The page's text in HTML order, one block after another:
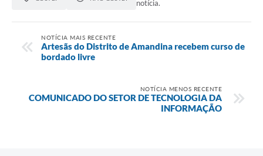
notícia.
NOTÍCIA MAIS RECENTE
Artesãs do Distrito de Amandina recebem curso de
bordado livre
NOTÍCIA MENOS RECENTE
COMUNICADO DO SETOR DE TECNOLOGIA DA
INFORMAÇÃO